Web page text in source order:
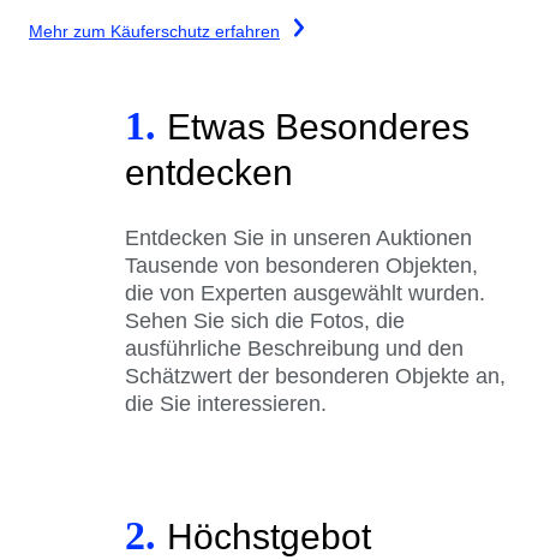
Mehr zum Käuferschutz erfahren
1. Etwas Besonderes
entdecken
Entdecken Sie in unseren Auktionen
Tausende von besonderen Objekten,
die von Experten ausgewählt wurden.
Sehen Sie sich die Fotos, die
ausführliche Beschreibung und den
Schätzwert der besonderen Objekte an,
die Sie interessieren.
2. Höchstgebot